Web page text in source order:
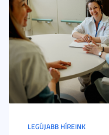
LEGÚJABB HÍREINK